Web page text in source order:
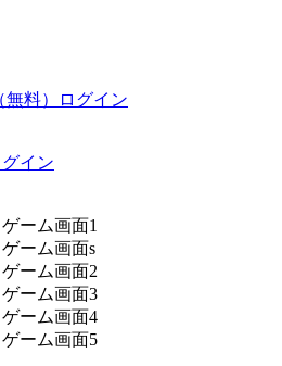
料） ログイン